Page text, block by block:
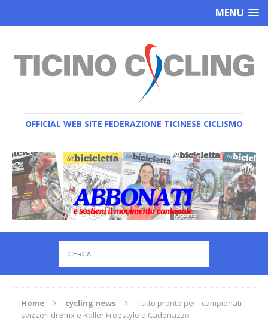
MENU
OFFICIAL WEB SITE FEDERAZIONE TICINESE CICLISMO
Home cycling news
Tutto pronto per i campionati
svizzeri di Bmx e Roller Freestyle a Cadenazzo